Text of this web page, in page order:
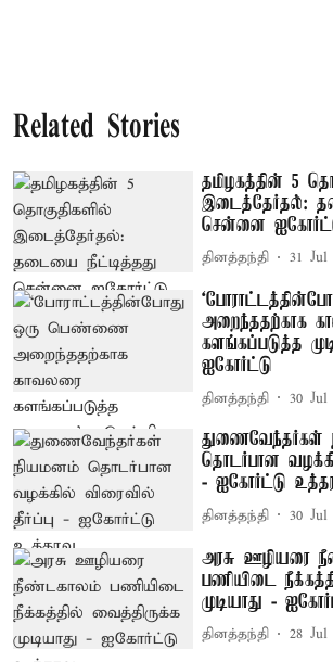
Related Stories
தமிழகத்தின் 5
இடைத்தேர்தல்:
சென்னை
தினத்தந்தி 31 Jul
அறைந்ததற்காக
களங்கப்படுத்த
ஐகோர்ட்டு
தினத்தந்தி 30 Jul
துணைவேந்தர்கள்
தொடர்பான
- ஐகோர்ட்டு
தினத்தந்தி 30 Jul
அரசு ஊழியரை
பணியிடை
முடியாது -
தினத்தந்தி 28 Jul